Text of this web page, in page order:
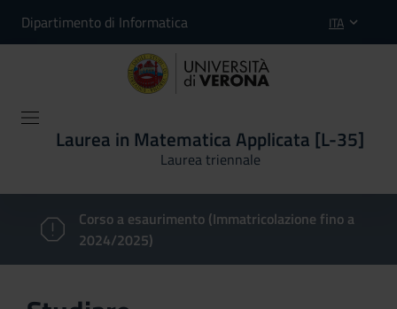
Dipartimento di Informatica ITA
Laurea in Matematica Applicata [L-35]
Laurea triennale
Corso a esaurimento (Immatricolazione fino a
2024/2025)